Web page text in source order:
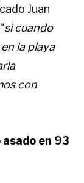
Juan
si cuando
la playa
con
en 93